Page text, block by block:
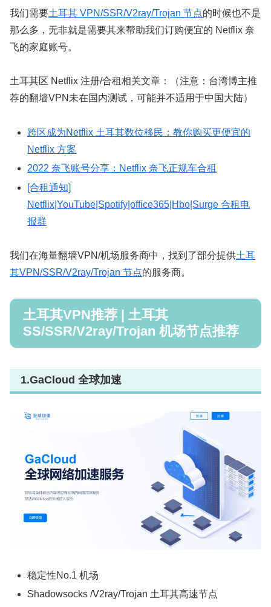
我们需要土耳其 VPN/SSR/V2ray/Trojan 节点的时候也不是
那么多，无非就是需要其来帮助我们订购便宜的 Netflix 奈
飞的家庭账号。
土耳其区 Netflix 注册/合租相关文章：（注意：台湾博主推
荐的翻墙VPN未在国内测试，可能并不适用于中国大陆）
跨区成为Netflix 土耳其数位移民：教你购买更便宜的
Netflix 方案
2022 奈飞账号分享：Netflix 奈飞正规车合租
[合租通知]
Netflix|YouTube|Spotify|office365|Hbo|Surge 合租电
报群
我们在海量翻墙VPN/机场服务商中，找到了部分提供土耳
其VPN/SSR/V2ray/Trojan 节点的服务商。
土耳其VPN推荐 | 土耳其
SS/SSR/V2ray/Trojan 机场节点推荐
1.GaCloud 全球加速
稳定性No.1 机场
Shadowsocks /V2ray/Trojan 土耳其高速节点